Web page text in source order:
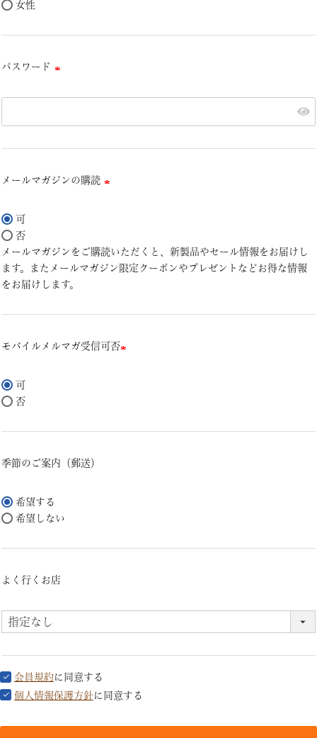
女性
パスワード
メールマガジンの購読
可
否
メールマガジンをご購読いただくと、新製品やセール情報をお届けし
ます。またメールマガジン限定クーポンやプレゼントなどお得な情報
をお届けします。
モバイルメルマガ受信可否
可
否
季節のご案内（郵送）
希望する
希望しない
よく行くお店
会員規約に同意する
個人情報保護方針に同意する